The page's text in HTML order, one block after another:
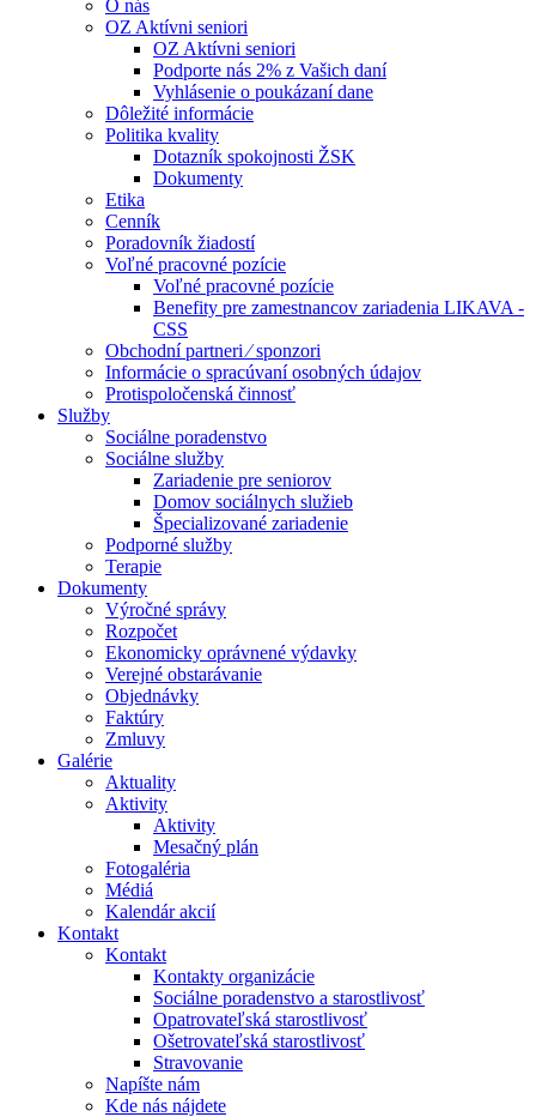
O nás
OZ Aktívni seniori
OZ Aktívni seniori
Podporte nás 2% z Vašich daní
Vyhlásenie o poukázaní dane
Dôležité informácie
Politika kvality
Dotazník spokojnosti ŽSK
Dokumenty
Etika
Cenník
Poradovník žiadostí
Voľné pracovné pozície
Voľné pracovné pozície
Benefity pre zamestnancov zariadenia LIKAVA -
CSS
Obchodní partneri ⁄ sponzori
Informácie o spracúvaní osobných údajov
Protispoločenská činnosť
Služby
Sociálne poradenstvo
Sociálne služby
Zariadenie pre seniorov
Domov sociálnych služieb
Špecializované zariadenie
Podporné služby
Terapie
Dokumenty
Výročné správy
Rozpočet
Ekonomicky oprávnené výdavky
Verejné obstarávanie
Objednávky
Faktúry
Zmluvy
Galérie
Aktuality
Aktivity
Aktivity
Mesačný plán
Fotogaléria
Médiá
Kalendár akcií
Kontakt
Kontakt
Kontakty organizácie
Sociálne poradenstvo a starostlivosť
Opatrovateľská starostlivosť
Ošetrovateľská starostlivosť
Stravovanie
Napíšte nám
Kde nás nájdete